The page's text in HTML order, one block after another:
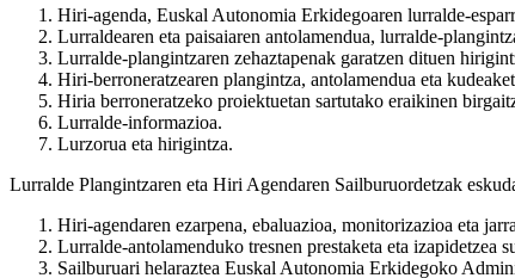
Hiri-agenda, Euskal Autonomia Erkidegoaren lurralde-
Lurraldearen eta paisaiaren antolamendua, lurralde-
Lurralde-plangintzaren zehaztapenak garatzen dituen
Hiri-berroneratzearen plangintza, antolamendua eta
Hiria berroneratzeko proiektuetan sartutako eraikinen
Lurralde-informazioa.
Lurzorua eta hirigintza.
Lurralde Plangintzaren eta Hiri Agendaren Sailburuordetzak
Hiri-agendaren ezarpena, ebaluazioa, monitorizazioa eta
Lurralde-antolamenduko tresnen prestaketa eta izapidetzea
Sailburuari helaraztea Euskal Autonomia Erkidegoko